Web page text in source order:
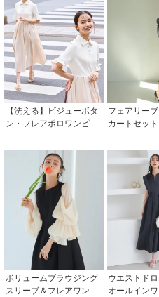
【洗える】ビジューボタ
ン・フレアポロワンピー
フェアリー
カートセット
次会などお
ォーマルパ
ボリュームブラウジング
スリーブ＆フレアワンピ
ウエストド
オールイン